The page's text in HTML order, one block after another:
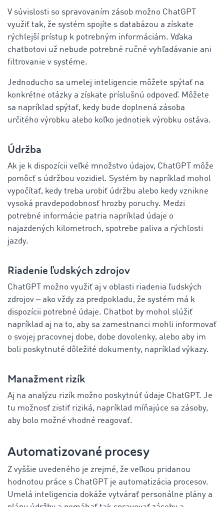
V súvislosti so spravovaním zásob možno ChatGPT
využiť tak, že systém spojíte s databázou a získate
rýchlejší prístup k potrebným informáciám. Vďaka
chatbotovi už nebude potrebné ručné vyhľadávanie ani
filtrovanie v systéme.
Jednoducho sa umelej inteligencie môžete spýtať na
konkrétne otázky a získate príslušnú odpoveď. Môžete
sa napríklad spýtať, kedy bude doplnená zásoba
určitého výrobku alebo koľko jednotiek výrobku ostáva.
Údržba
Ak je k dispozícii veľké množstvo údajov, ChatGPT môže
pomôcť s údržbou vozidiel. Systém by napríklad mohol
vypočítať, kedy treba urobiť údržbu alebo kedy vznikne
vysoká pravdepodobnosť hrozby poruchy. Medzi
potrebné informácie patria napríklad údaje o
najazdených kilometroch, spotrebe paliva a rýchlosti
jazdy.
Riadenie ľudských zdrojov
ChatGPT možno využiť aj v oblasti riadenia ľudských
zdrojov ‒ ako vždy za predpokladu, že systém má k
dispozícii potrebné údaje. Chatbot by mohol slúžiť
napríklad aj na to, aby sa zamestnanci mohli informovať
o svojej pracovnej dobe, dobe dovolenky, alebo aby im
boli poskytnuté dôležité dokumenty, napríklad výkazy.
Manažment rizík
Aj na analýzu rizík možno poskytnúť údaje ChatGPT. Je
tu možnosť zistiť riziká, napríklad míňajúce sa zásoby,
aby bolo možné vhodné reagovať.
Automatizované procesy
Z vyššie uvedeného je zrejmé, že veľkou pridanou
hodnotou práce s ChatGPT je automatizácia procesov.
Umelá inteligencia dokáže vytvárať personálne plány a